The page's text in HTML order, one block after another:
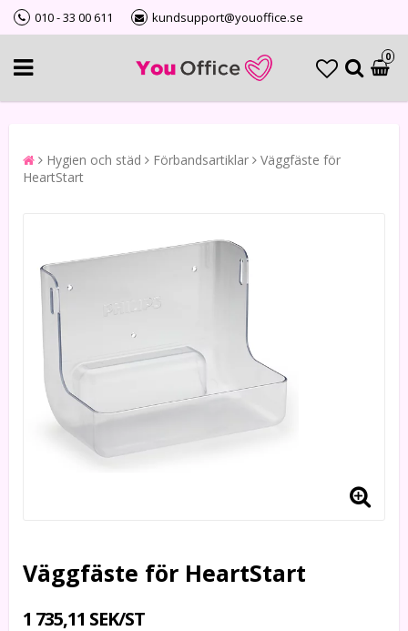
010 - 33 00 611 kundsupport@youoffice.se
0
Hygien och städ Förbandsartiklar
Väggfäste för
HeartStart
Väggfäste för HeartStart
1 735,11 SEK/ST